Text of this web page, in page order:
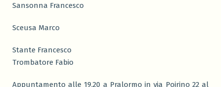
Sansonna Francesco
Sceusa Marco
Stante Francesco
Trombatore Fabio
Appuntamento alle 19.20 a Pralormo in via Poirino 22 al